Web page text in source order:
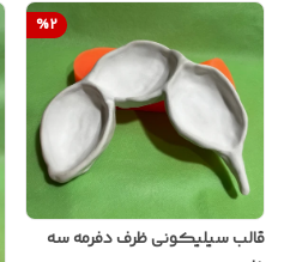
%2
قالب سیلیکونی ظرف دفرمه سه